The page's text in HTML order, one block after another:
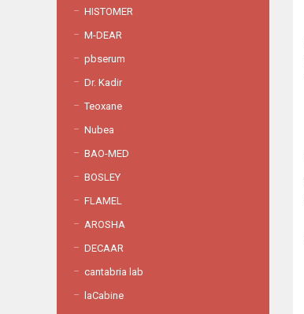
HISTOMER
M-DEAR
pbserum
Dr. Kadir
Teoxane
Nubea
BAO-MED
BOSLEY
FLAMEL
AROSHA
DECAAR
cantabria lab
laCabine